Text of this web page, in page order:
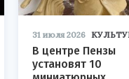
31 июля 2026
В центре Пензы
установят 10